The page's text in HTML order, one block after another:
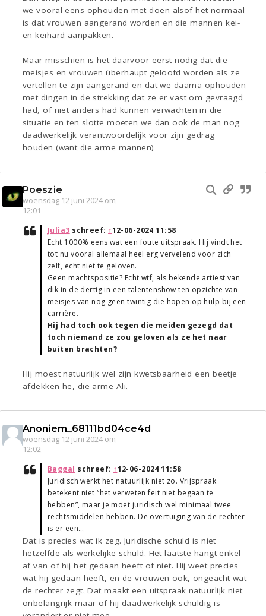
we vooral eens ophouden met doen alsof het normaal
is dat vrouwen aangerand worden en die mannen kei-
en keihard aanpakken.
Maar misschien is het daarvoor eerst nodig dat die
meisjes en vrouwen überhaupt geloofd worden als ze
vertellen te zijn aangerand en dat we daarna ophouden
met dingen in de strekking dat ze er vast om gevraagd
had, of niet anders had kunnen verwachten in die
situatie en ten slotte moeten we dan ook de man nog
daadwerkelijk verantwoordelijk voor zijn gedrag
houden (want die arme mannen)
Poeszie
woensdag 12 juni 2024 om
12:01
Julia3 schreef: ↑12-06-2024 11:58
Echt 1000% eens wat een foute uitspraak. Hij vindt het
tot nu vooral allemaal heel erg vervelend voor zich
zelf, echt niet te geloven.
Geen machtspositie? Echt wtf, als bekende artiest van
dik in de dertig in een talentenshow ten opzichte van
meisjes van nog geen twintig die hopen op hulp bij een
carrière.
Hij had toch ook tegen die meiden gezegd dat
toch niemand ze zou geloven als ze het naar
buiten brachten?
Hij moest natuurlijk wel zijn kwetsbaarheid een beetje
afdekken he, die arme Ali.
Anoniem_68111bd04ce4d
woensdag 12 juni 2024 om
12:02
Baggal schreef: ↑12-06-2024 11:58
Juridisch werkt het natuurlijk niet zo. Vrijspraak
betekent niet “het verweten feit niet begaan te
hebben”, maar je moet juridisch wel minimaal twee
rechtsmiddelen hebben. De overtuiging van de rechter
is er een…
Dat is precies wat ik zeg. Juridische schuld is niet
hetzelfde als werkelijke schuld. Het laatste hangt enkel
af van of hij het gedaan heeft of niet. Hij weet precies
wat hij gedaan heeft, en de vrouwen ook, ongeacht wat
de rechter zegt. Dat maakt een uitspraak natuurlijk niet
onbelangrijk maar of hij daadwerkelijk schuldig is